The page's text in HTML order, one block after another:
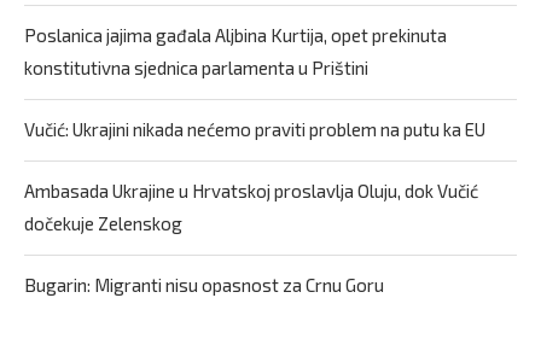
Poslanica jajima gađala Aljbina Kurtija, opet prekinuta
konstitutivna sjednica parlamenta u Prištini
Vučić: Ukrajini nikada nećemo praviti problem na putu ka EU
Ambasada Ukrajine u Hrvatskoj proslavlja Oluju, dok Vučić
dočekuje Zelenskog
Bugarin: Migranti nisu opasnost za Crnu Goru